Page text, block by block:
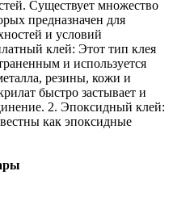
Существует множество
предназначен для
и условий
клей: Этот тип клея
и используется
резины, кожи и
быстро застывает и
2. Эпоксидный клей:
как эпоксидные